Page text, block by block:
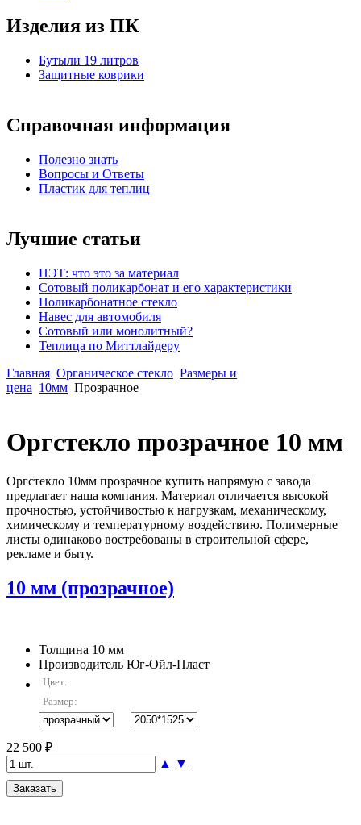
Изделия из ПК
Бутыли 19 литров
Защитные коврики
Справочная информация
Полезно знать
Вопросы и Ответы
Пластик для теплиц
Лучшие статьи
ПЭТ: что это за материал
Сотовый поликарбонат и его характеристики
Поликарбонатное стекло
Навес для автомобиля
Сотовый или монолитный?
Теплица по Миттлайдеру
Главная Органическое стекло Размеры и
цена 10мм Прозрачное
Оргстекло прозрачное 10 мм
Оргстекло 10мм прозрачное купить напрямую с завода
предлагает наша компания. Материал отличается высокой
прочностью, устойчивостью к нагрузкам, механическому,
химическому и температурному воздействию. Полимерные
листы одинаково востребованы в строительной сфере,
рекламе и быту.
10 мм (прозрачное)
Толщина 10 мм
Производитель Юг-Ойл-Пласт
Цвет:
Размер:
22 500 ₽
▲
▼